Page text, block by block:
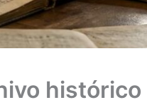
histórico